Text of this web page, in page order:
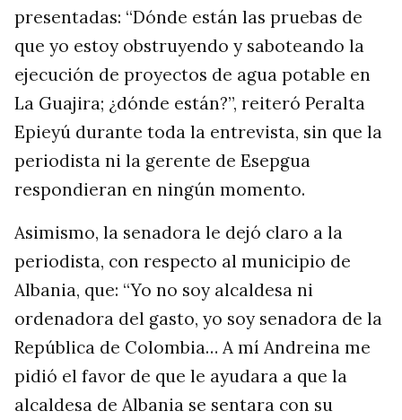
presentadas: “Dónde están las pruebas de
que yo estoy obstruyendo y saboteando la
ejecución de proyectos de agua potable en
La Guajira; ¿dónde están?”, reiteró Peralta
Epieyú durante toda la entrevista, sin que la
periodista ni la gerente de Esepgua
respondieran en ningún momento.
Asimismo, la senadora le dejó claro a la
periodista, con respecto al municipio de
Albania, que: “Yo no soy alcaldesa ni
ordenadora del gasto, yo soy senadora de la
República de Colombia… A mí Andreina me
pidió el favor de que le ayudara a que la
alcaldesa de Albania se sentara con su